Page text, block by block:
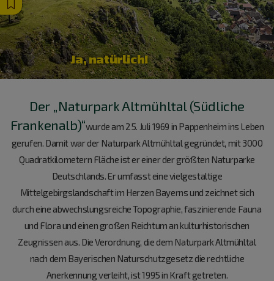
Ja, natürlich!
Der „Naturpark Altmühltal (Südliche
Frankenalb)“wurde am 25. Juli 1969 in Pappenheim ins Leben
gerufen. Damit war der Naturpark Altmühltal gegründet, mit 3000
Quadratkilometern Fläche ist er einer der größten Naturparke
Deutschlands. Er umfasst eine vielgestaltige
Mittelgebirgslandschaft im Herzen Bayerns und zeichnet sich
durch eine abwechslungsreiche Topographie, faszinierende Fauna
und Flora und einen großen Reichtum an kulturhistorischen
Zeugnissen aus. Die Verordnung, die dem Naturpark Altmühltal
nach dem Bayerischen Naturschutzgesetz die rechtliche
Anerkennung verleiht, ist 1995 in Kraft getreten.